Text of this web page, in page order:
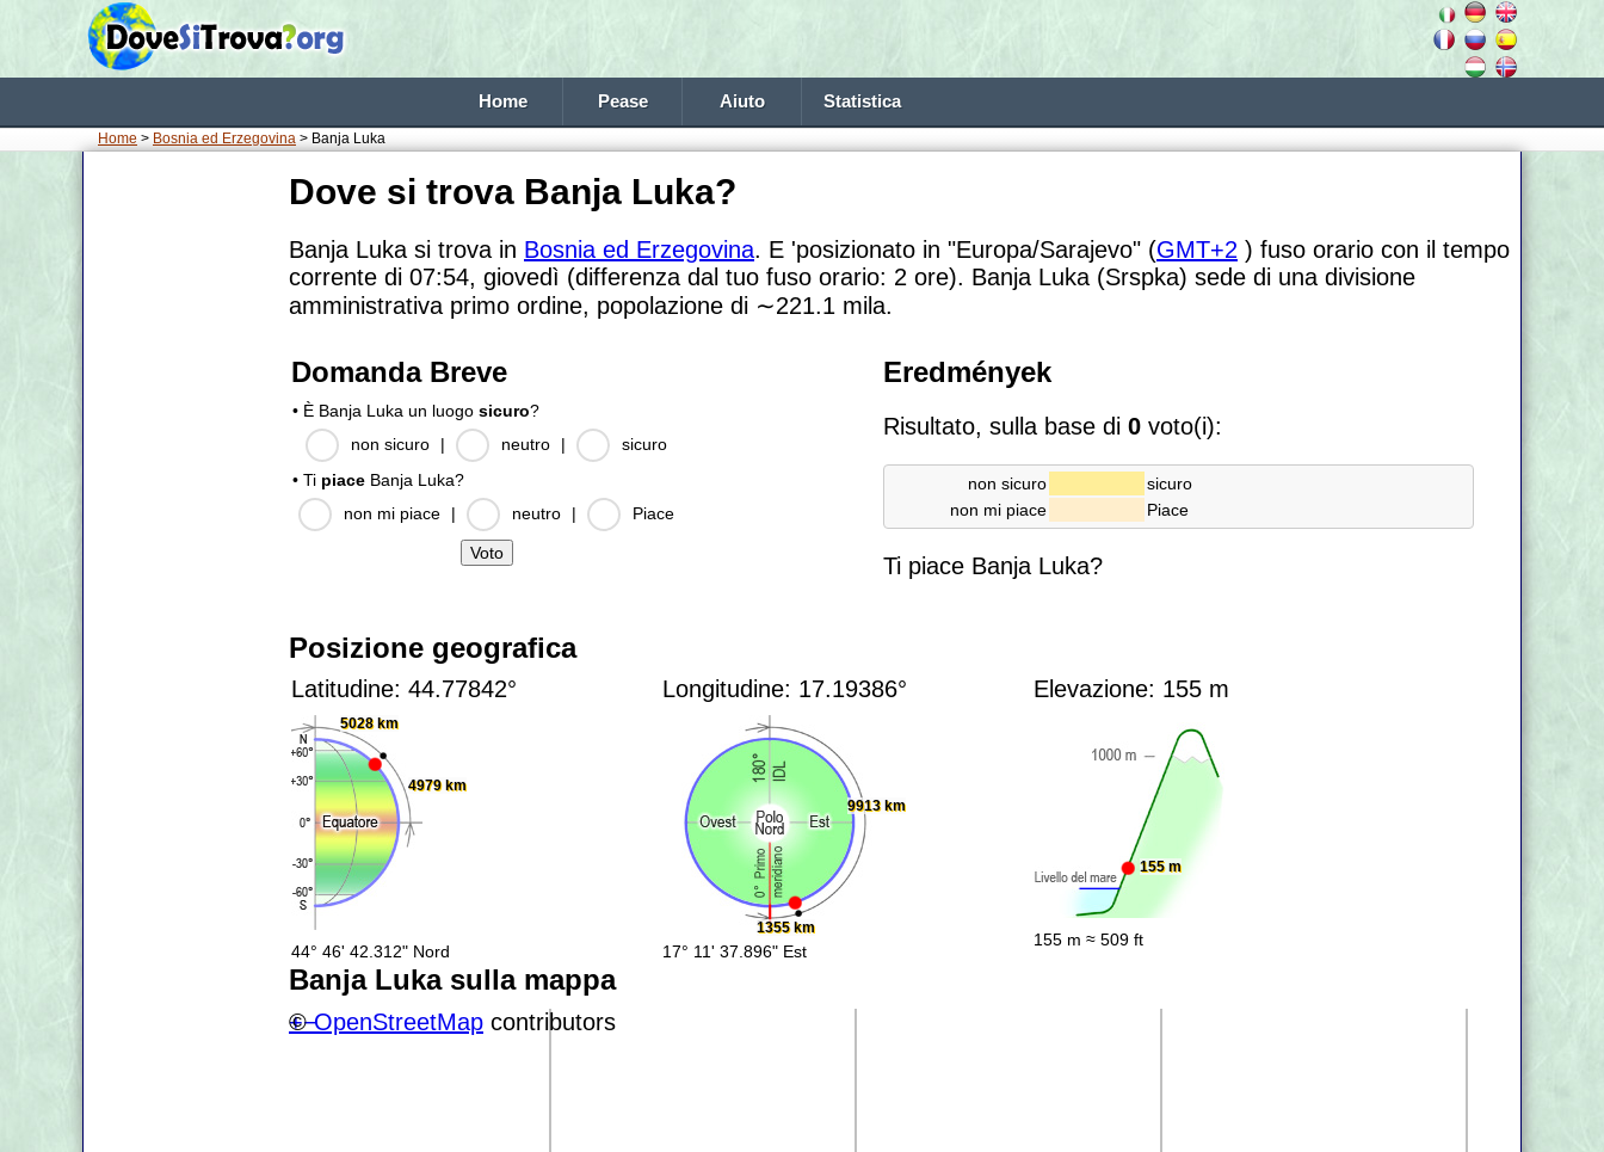
Home Pease Aiuto Statistica
Home > Bosnia ed Erzegovina > Banja Luka
Dove si trova Banja Luka?
Banja Luka si trova in Bosnia ed Erzegovina. E 'posizionato in "Europa/Sarajevo" (GMT+2 ) fuso orario con il tempo
corrente di 07:54, giovedì (differenza dal tuo fuso orario: 2 ore). Banja Luka (Srspka) sede di una divisione
amministrativa primo ordine, popolazione di ∼221.1 mila.
Domanda Breve
• È Banja Luka un luogo sicuro?
non sicuro
| neutro |
sicuro
• Ti piace Banja Luka?
non mi piace
| neutro | Piace
Eredmények
Risultato, sulla base di0 voto(i):
non sicuro
sicuro
non mi piace
Piace
Ti piace Banja Luka?
Posizione geografica
Latitudine: 44.77842°
5028 km
4979 km
44° 46' 42.312" Nord
Longitudine: 17.19386°
1355 km
9913 km
17° 11' 37.896" Est
Elevazione: 155 m
155 m
155 m ≈ 509 ft
Banja Luka sulla mappa
+−
©OpenStreetMap contributors